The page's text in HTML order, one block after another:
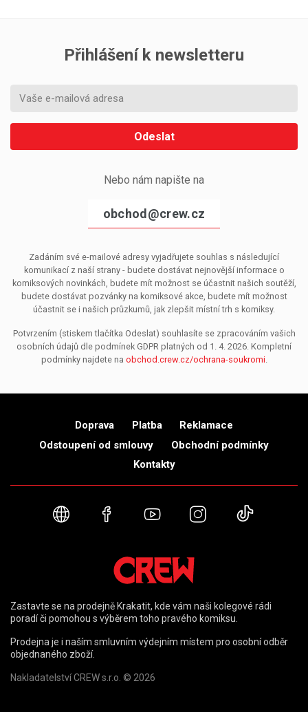
Přihlášení k newsletteru
Odeslat
Nebo nám napište na
obchod@crew.cz
Zadáním své e-mailové adresy vyjadřujete souhlas s následující
komunikací z naší strany - budete dostávat nejnovější informace o
komiksových novinkách, budete mít možnost se účastnit našich soutěží,
budete dostávat pozvánky na komiksové akce, budete mít možnost
účastnit se i našich průzkumů, jak zlepšit místní trh s komiksy.
Potvrzením (stiskem tlačítka Odeslat) souhlasíte se zpracováním vašich
osobních údajů dle podmínek GDPR platných od 1. 4. 2026. Kompletní
podmínky najdete na obchod.crew.cz/ochrana-soukromi.
Doprava Platba
Reklamace
Odstoupení od smlouvy
Obchodní podmínky
Kontakty
Webové stránky
FacebookYouTubeInstagram
Zastavte se na prodejně Krakatit, kde vám naši kolegové rádi
poradí či pomohou s výběrem toho pravého komiksu.
Prodejna je i naším smluvním výdejním místem pro osobní odběr
objednaného zboží.
Nakladatelství CREW s.r.o. © 2026